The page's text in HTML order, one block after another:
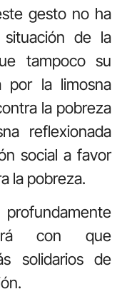
gesto no ha
de la
tampoco su
por la limosna
la pobreza
reflexionada
social a favor
la pobreza.
con que
solidarios de